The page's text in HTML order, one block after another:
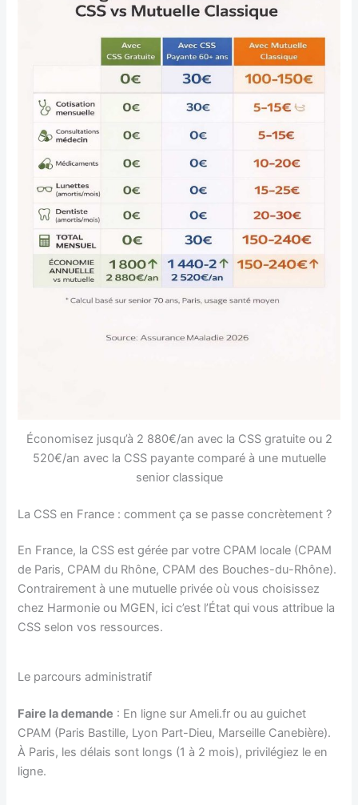
Économisez jusqu’à 2 880€/an avec la CSS gratuite ou 2
520€/an avec la CSS payante comparé à une mutuelle
senior classique
La CSS en France : comment ça se passe concrètement ?
En France, la CSS est gérée par votre CPAM locale (CPAM
de Paris, CPAM du Rhône, CPAM des Bouches-du-Rhône).
Contrairement à une mutuelle privée où vous choisissez
chez Harmonie ou MGEN, ici c’est l’État qui vous attribue la
CSS selon vos ressources.
Le parcours administratif
Faire la demande : En ligne sur Ameli.fr ou au guichet
CPAM (Paris Bastille, Lyon Part-Dieu, Marseille Canebière).
À Paris, les délais sont longs (1 à 2 mois), privilégiez le en
ligne.